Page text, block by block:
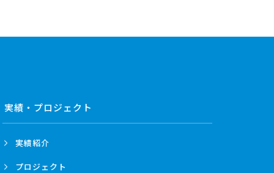
実績・プロジェクト
実績紹介
プロジェクト